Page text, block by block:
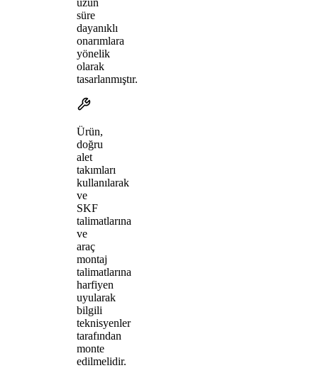
süre
dayanıklı
onarımlara
yönelik
olarak
tasarlanmıştır.
Ürün,
doğru
alet
takımları
kullanılarak
ve
SKF
talimatlarına
ve
araç
montaj
talimatlarına
harfiyen
uyularak
bilgili
teknisyenler
tarafından
monte
edilmelidir.